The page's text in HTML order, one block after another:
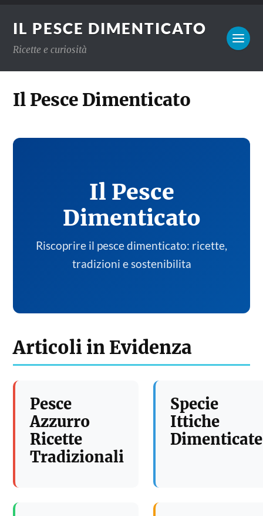
IL PESCE DIMENTICATO
Ricette e curiosità
Il Pesce Dimenticato
Il Pesce
Dimenticato
Riscoprire il pesce dimenticato: ricette,
tradizioni e sostenibilita
Articoli in Evidenza
Pesce
Azzurro
Ricette
Tradizionali
Specie
Ittiche
Dimenticate